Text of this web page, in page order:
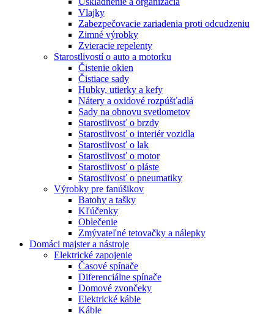
Vlajky
Zabezpečovacie zariadenia proti odcudzeniu
Zimné výrobky
Zvieracie repelenty
Starostlivostí o auto a motorku
Čistenie okien
Čistiace sady
Hubky, utierky a kefy
Nátery a oxidové rozpúšťadlá
Sady na obnovu svetlometov
Starostlivosť o brzdy
Starostlivosť o interiér vozidla
Starostlivosť o lak
Starostlivosť o motor
Starostlivosť o pláste
Starostlivosť o pneumatiky
Výrobky pre fanúšikov
Batohy a tašky
Kľúčenky
Oblečenie
Zmývateľné tetovačky a nálepky
Domáci majster a nástroje
Elektrické zapojenie
Časové spínače
Diferenciálne spínače
Domové zvončeky
Elektrické káble
Káble